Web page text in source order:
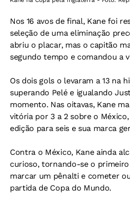
Nos 16 avos de final, Kane foi
seleção de uma eliminação
abriu o placar, mas o capitão
segundo tempo e comandou a
Os dois gols o levaram a 13 na
superando Pelé e igualando
momento. Nas oitavas, Kane
vitória por 3 a 2 sobre o
edição para seis e sua marca
Contra o México, Kane ainda
curioso, tornando-se o primeiro
marcar um pênalti e cometer
partida de Copa do Mundo.